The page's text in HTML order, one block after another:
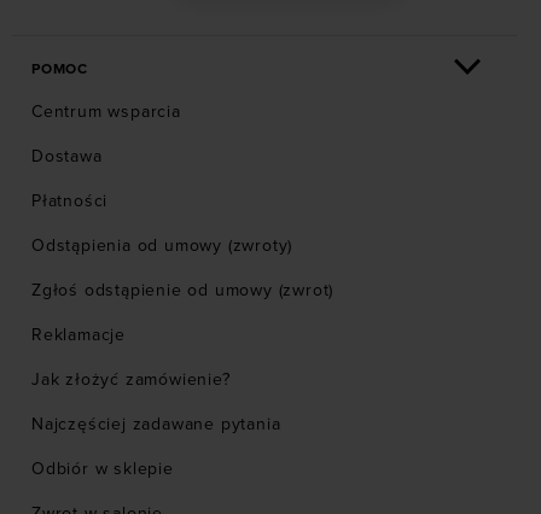
POMOC
Centrum wsparcia
Dostawa
Płatności
Odstąpienia od umowy (zwroty)
Zgłoś odstąpienie od umowy (zwrot)
Reklamacje
Jak złożyć zamówienie?
Najczęściej zadawane pytania
Odbiór w sklepie